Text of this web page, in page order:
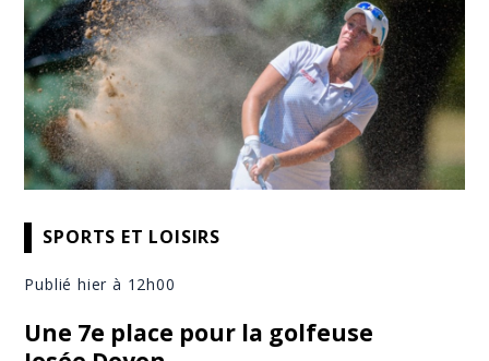
SPORTS ET LOISIRS
Publié hier à 12h00
Une 7e place pour la golfeuse